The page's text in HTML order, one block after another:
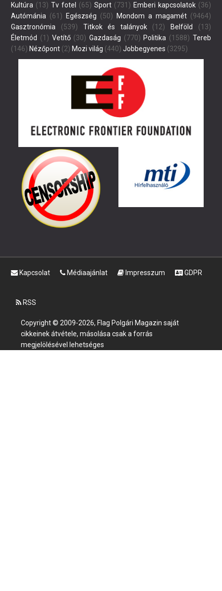
Kultúra (13) Tv fotel (65) Sport (731) Emberi kapcsolatok(36)
Autómánia (61) Egészség (50) Mondom a magamét(9464)
Gasztronómia (539) Titkok és talányok(12) Belföld
(13)
Életmód (1) Vetítő(30) Gazdaság (770) Politika (1588) Tereb
(146) Nézőpont (2) Mozi világ (440) Jobbegyenes (3295)
Kapcsolat Médiaajánlat Impresszum GDPR
RSS
Copyright © 2009-2026, Flag Polgári Magazin saját
cikkeinek átvétele, másolása csak a forrás
megjelölésével lehetséges